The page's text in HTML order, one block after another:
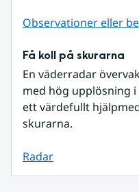
Observationer eller
Få koll på skurarna
En väderradar
med hög upplösning
ett värdefullt
skurarna.
Radar